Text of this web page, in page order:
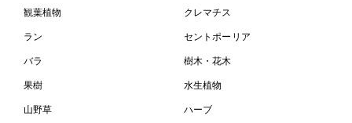
観葉植物 クレマチス
ラン セントポーリア
バラ 樹木・花木
果樹 水生植物
山野草 ハーブ